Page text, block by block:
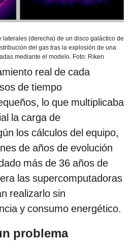
laterales (derecha) de un disco galáctico de
del gas tras la explosión de una
mediante el modelo. Foto: Riken
real de cada
de tiempo
lo que multiplicaba
la carga de
los cálculos del equipo,
de años de evolución
más de 36 años de
las supercomputadoras
realizarlo sin
y consumo energético.
problema